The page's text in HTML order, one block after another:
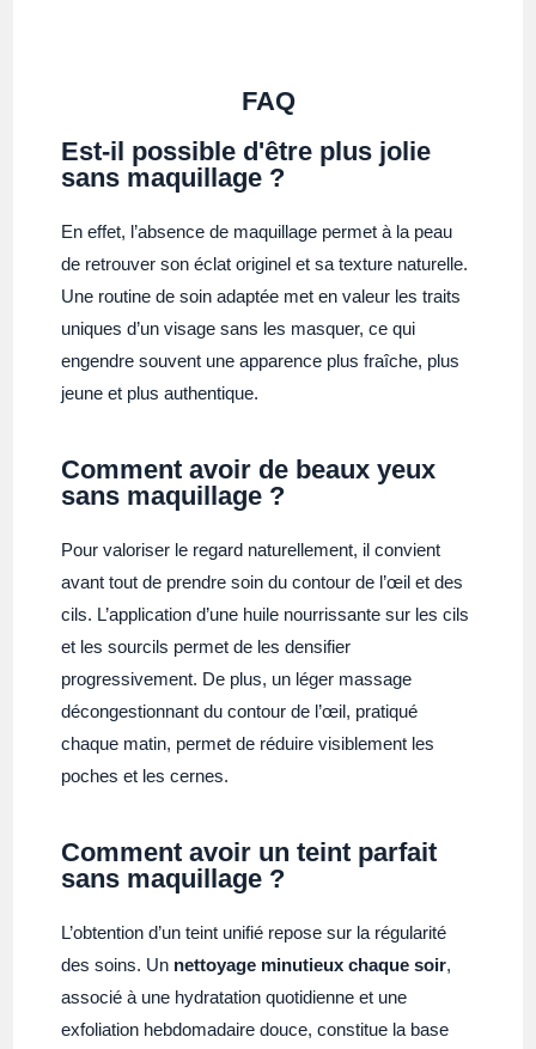
FAQ
Est-il possible d'être plus jolie
sans maquillage ?
En effet, l’absence de maquillage permet à la peau
de retrouver son éclat originel et sa texture naturelle.
Une routine de soin adaptée met en valeur les traits
uniques d’un visage sans les masquer, ce qui
engendre souvent une apparence plus fraîche, plus
jeune et plus authentique.
Comment avoir de beaux yeux
sans maquillage ?
Pour valoriser le regard naturellement, il convient
avant tout de prendre soin du contour de l’œil et des
cils. L’application d’une huile nourrissante sur les cils
et les sourcils permet de les densifier
progressivement. De plus, un léger massage
décongestionnant du contour de l’œil, pratiqué
chaque matin, permet de réduire visiblement les
poches et les cernes.
Comment avoir un teint parfait
sans maquillage ?
L’obtention d’un teint unifié repose sur la régularité
des soins. Un nettoyage minutieux chaque soir,
associé à une hydratation quotidienne et une
exfoliation hebdomadaire douce, constitue la base